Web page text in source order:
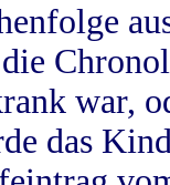
war,
das